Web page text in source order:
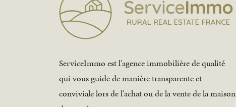
ServiceImmo est l'agence immobilière de qualité
qui vous guide de manière transparente et
conviviale lors de l'achat ou de la vente de la maison